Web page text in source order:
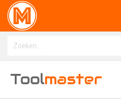
Toolmaster